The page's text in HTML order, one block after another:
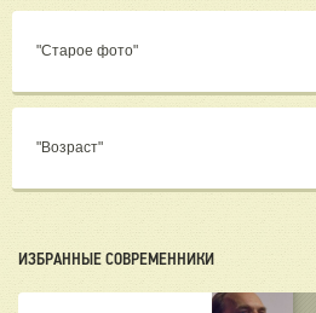
"Старое фото"
"Возраст"
ИЗБРАННЫЕ СОВРЕМЕННИКИ